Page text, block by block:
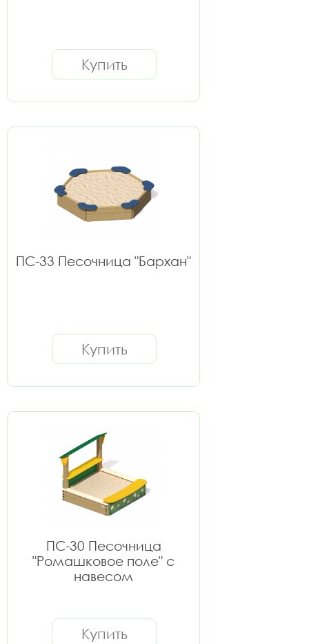
Купить
ПС-33 Песочница "Бархан"
Купить
ПС-30 Песочница
"Ромашковое поле" с
навесом
Купить